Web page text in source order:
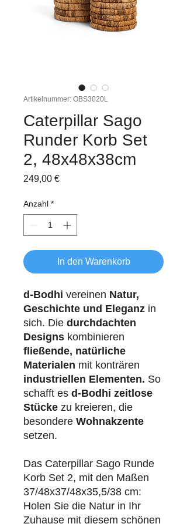
Artikelnummer: OBS3020L
Caterpillar Sago
Runder Korb Set
2, 48x48x38cm
249,00 €Preis
Anzahl *
In den Warenkorb
d-Bodhi vereinen Natur,
Geschichte und Eleganz in
sich. Die durchdachten
Designs kombinieren
fließende, natürliche
Materialen mit konträren
industriellen Elementen. So
schafft es d-Bodhi zeitlose
Stücke zu kreieren, die
besondere Wohnakzente
setzen.
Das Caterpillar Sago Runde
Korb Set 2, mit den Maßen
37/48x37/48x35,5/38 cm:
Holen Sie die Natur in Ihr
Zuhause mit diesem schönen